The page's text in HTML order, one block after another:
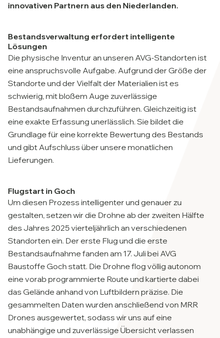
innovativen Partnern aus den Niederlanden.
Bestandsverwaltung erfordert intelligente
Lösungen
Die physische Inventur an unseren AVG-Standorten ist
eine anspruchsvolle Aufgabe. Aufgrund der Größe der
Standorte und der Vielfalt der Materialien ist es
schwierig, mit bloßem Auge zuverlässige
Bestandsaufnahmen durchzuführen. Gleichzeitig ist
eine exakte Erfassung unerlässlich. Sie bildet die
Grundlage für eine korrekte Bewertung des Bestands
und gibt Aufschluss über unsere monatlichen
Lieferungen.
Flugstart in Goch
Um diesen Prozess intelligenter und genauer zu
gestalten, setzen wir die Drohne ab der zweiten Hälfte
des Jahres 2025 vierteljährlich an verschiedenen
Standorten ein. Der erste Flug und die erste
Bestandsaufnahme fanden am 17. Juli bei AVG
Baustoffe Goch statt. Die Drohne flog völlig autonom
eine vorab programmierte Route und kartierte dabei
das Gelände anhand von Luftbildern präzise. Die
gesammelten Daten wurden anschließend von MRR
Drones ausgewertet, sodass wir uns auf eine
unabhängige und zuverlässige Übersicht verlassen